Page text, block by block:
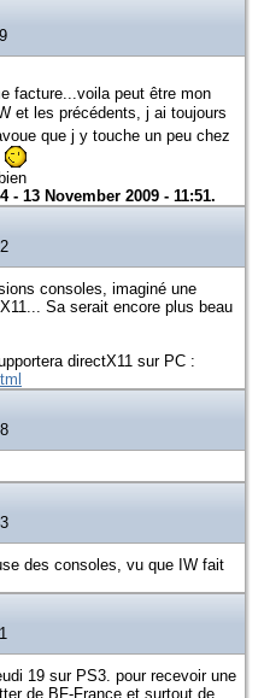
facture...voila peut être mon
et les précédents, j ai toujours
que j y touche un peu chez
- 13 November 2009 - 11:51.
consoles, imaginé une
Sa serait encore plus beau
directX11 sur PC :
des consoles, vu que IW fait
19 sur PS3. pour recevoir une
de BF-France et surtout de